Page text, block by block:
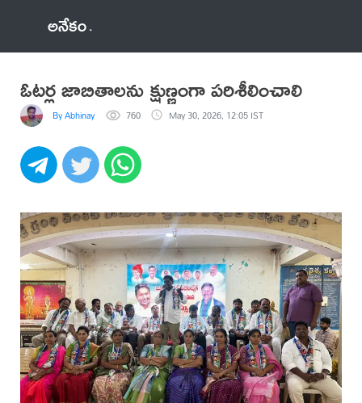
అనేకం
ఓటర్ల జాబితాలను క్షుణ్ణంగా పరిశీలించాలి
By Abhinay 760 May 30, 2026, 12:05 IST